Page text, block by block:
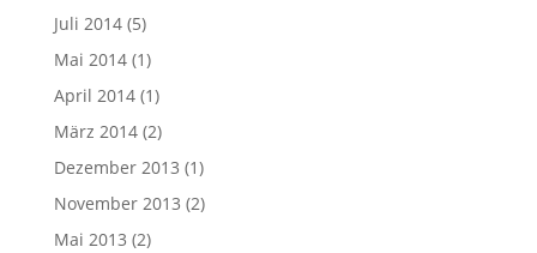
Juli 2014(5)
Mai 2014(1)
April 2014(1)
März 2014(2)
Dezember 2013 (1)
November 2013 (2)
Mai 2013 (2)